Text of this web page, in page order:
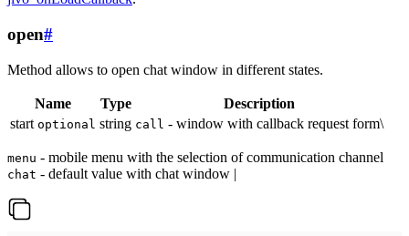
open#
Method allows to open chat window in different states.
Name Type
Description
start optional string call - window with callback request form\
menu - mobile menu with the selection of communication channel
chat - default value with chat window |